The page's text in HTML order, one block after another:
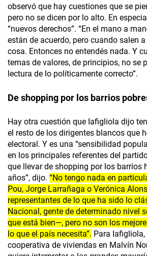
observó que hay cuestiones que se
pero no se dicen por lo alto. En
“nuevos derechos”. “En el mano a
están de acuerdo, pero cuando salen
cosa. Entonces no entendés nada. Y
temas de valores, de principios, no se
lectura de lo políticamente correcto”.
De shopping por los barrios
Hay otra cuestión que Iafigliola dijo
el resto de los dirigentes blancos que
electoral. Y es una “sensibilidad
en los principales referentes del
que llevar de shopping por los barrios
años”, dijo. “No tengo nada en
Pou, Jorge Larrañaga o Verónica
representantes de lo que ha sido lo
Nacional, gente de determinado nivel
que está bien—, pero no son los
lo que el país necesita”. Para Iafigliola,
cooperativa de viviendas en Malvín